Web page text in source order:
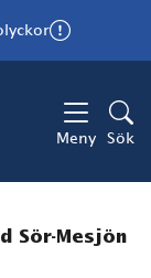
Meny Sök
Sör-Mesjön